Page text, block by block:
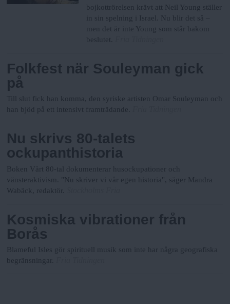
bojkottrörelsen krävt att Neil Young ställer
in sin spelning i Israel. Nu blir det så –
men det är inte Young som står bakom
beslutet.
Folkfest när Souleyman gick
på
Till slut fick han komma, den syriske artisten Omar Souleyman och
han bjöd på ett intensivt framträdande.
Nu skrivs 80-talets
ockupanthistoria
Boken Vårt 80-tal dokumenterar husockupationer och
vänsteraktivism. "Nu skriver vi vår egen historia", säger Mandra
Wabäck, redaktör.
Kosmiska vibrationer från
Borås
Blameful Isles gör spirituell musik som inte har några geografiska
begränsningar.